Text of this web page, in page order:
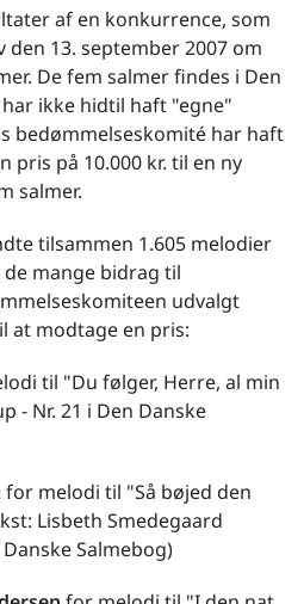
af en konkurrence, som
13. september 2007 om
De fem salmer findes i Den
ikke hidtil haft "egne"
bedømmelseskomité har haft
pris på 10.000 kr. til en ny
salmer.
tilsammen 1.605 melodier
mange bidrag til
udvalgt
at modtage en pris:
til "Du følger, Herre, al min
- Nr. 21 i Den Danske
for melodi til "Så bøjed den
Lisbeth Smedegaard
Salmebog)